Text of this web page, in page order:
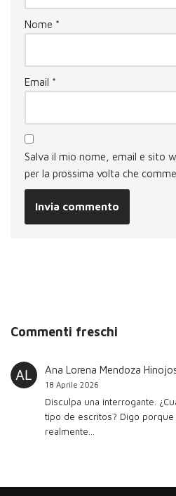
Nome *
Email *
Salva il mio nome, email e sito
per la prossima volta che
Commenti freschi
Ana Lorena Mendoza
18 Aprile 2026
Disculpa una interrogante.
tipo de escritos? Digo
realmente…